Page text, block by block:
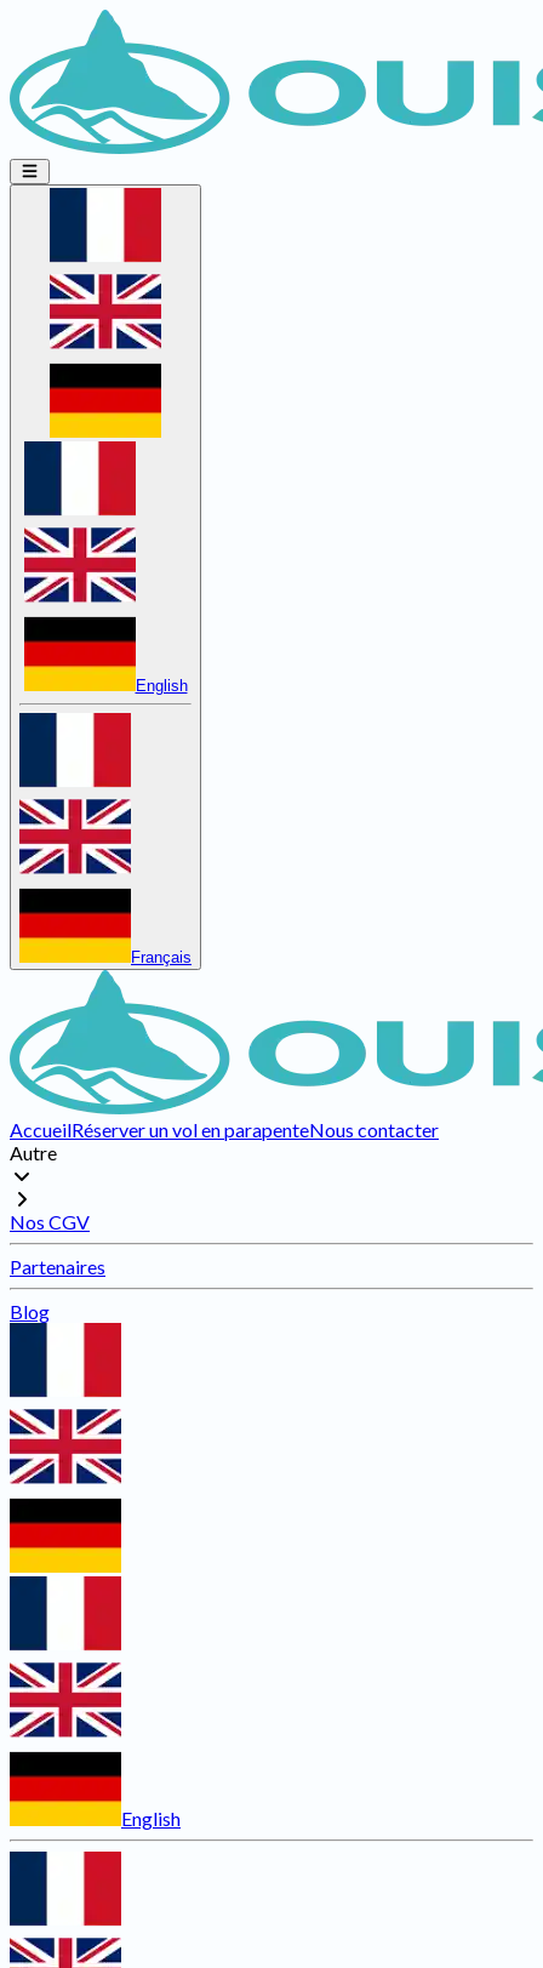
English
Français
AccueilRéserver un vol en parapenteNous contacter
Autre
Nos CGV
Partenaires
Blog
English